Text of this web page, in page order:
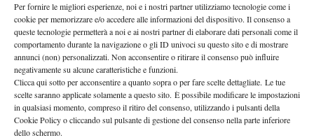
Per fornire le migliori esperienze, noi e i nostri partner utilizziamo tecnologie come i
cookie per memorizzare e/o accedere alle informazioni del dispositivo. Il consenso a
queste tecnologie permetterà a noi e ai nostri partner di elaborare dati personali come il
comportamento durante la navigazione o gli ID univoci su questo sito e di mostrare
annunci (non) personalizzati. Non acconsentire o ritirare il consenso può influire
negativamente su alcune caratteristiche e funzioni.
Clicca qui sotto per acconsentire a quanto sopra o per fare scelte dettagliate. Le tue
scelte saranno applicate solamente a questo sito. È possibile modificare le impostazioni
in qualsiasi momento, compreso il ritiro del consenso, utilizzando i pulsanti della
Cookie Policy o cliccando sul pulsante di gestione del consenso nella parte inferiore
dello schermo.
già dato grandi garanzie: insieme vantano 6 vittorie e solo 2
sconfitte.
Pronostico
La Repubblica Ceca arriva a Delray Beach forte dell’entusiasmo
dei suoi giovani e dei risultati recenti, mentre gli Stati Uniti
possono contare sulla solidità di Fritz e sull’esperienza
straordinaria nel doppio. La superficie veloce sembra favorire gli
americani, ma il talento emergente dei cechi promette di rendere